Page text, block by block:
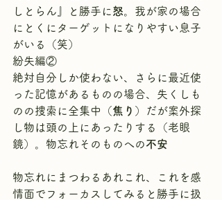
しとらん』と勝手に 怒 。我が家の場合
にとくにターゲットになりやすい息子
がいる（笑）
紛失編②
絶対自分しか使わない、さらに最近使
った記憶があるものの場合、失くしも
のの捜索に全集中（焦り ）だが案外探
し物は頭の上にあったりする（老眼
鏡）。物忘れそのものへの不安
物忘れにまつわるあれこれ、これを感
情面でフォーカスしてみると勝手に扱